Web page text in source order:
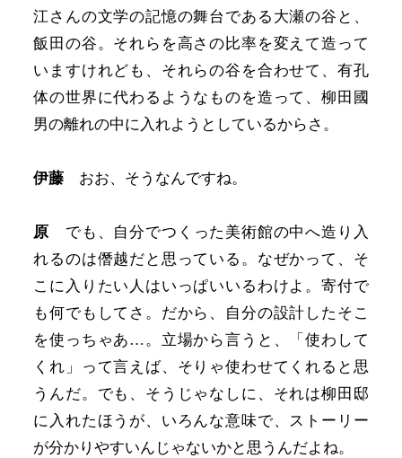
江さんの文学の記憶の舞台である大瀬の谷と、
飯田の谷。それらを高さの比率を変えて造って
いますけれども、それらの谷を合わせて、有孔
体の世界に代わるようなものを造って、柳田國
男の離れの中に入れようとしているからさ。
伊藤 おお、そうなんですね。
原 でも、自分でつくった美術館の中へ造り入
れるのは僭越だと思っている。なぜかって、そ
こに入りたい人はいっぱいいるわけよ。寄付で
も何でもしてさ。だから、自分の設計したそこ
を使っちゃあ…。立場から言うと、「使わして
くれ」って言えば、そりゃ使わせてくれると思
うんだ。でも、そうじゃなしに、それは柳田邸
に入れたほうが、いろんな意味で、ストーリー
が分かりやすいんじゃないかと思うんだよね。